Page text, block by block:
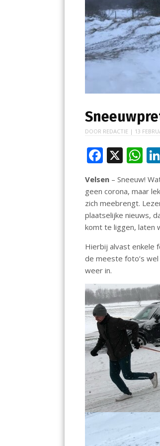
DOOR REDACTIE | 13
F
ac
e
b
o
o
k
X W
h
at
s
A
p
p
Velsen – Sneeuw!
geen corona, maar
zich meebrengt.
plaatselijke nieuws,
komt te liggen, laten
Hierbij alvast enkele
de meeste foto’s
weer in.